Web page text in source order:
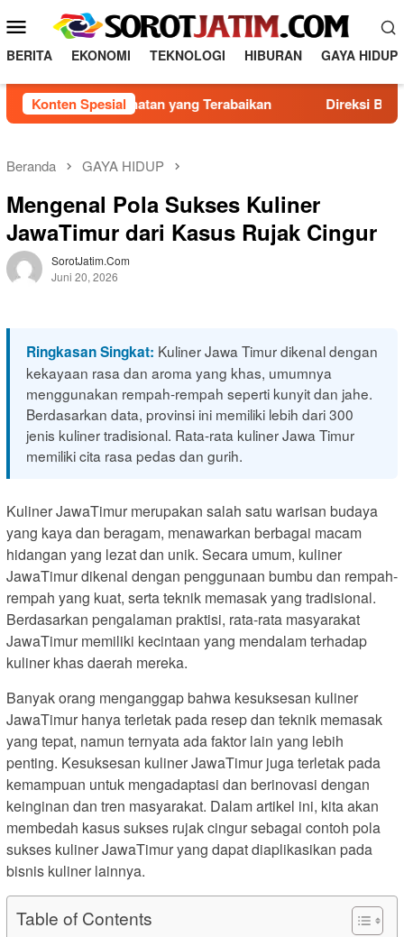
ke
konten
Menu
Mobile
BERITA EKONOMI TEKNOLOGI HIBURAN GAYA HIDUP
Konten Spesial
Kesehatan yang Terabaikan Direksi Baru PDAM
Beranda GAYA HIDUP
Mengenal Pola Sukses Kuliner
JawaTimur dari Kasus Rujak Cingur
SorotJatim.com
Juni 20, 2026
Ringkasan Singkat: Kuliner Jawa Timur dikenal dengan
kekayaan rasa dan aroma yang khas, umumnya
menggunakan rempah-rempah seperti kunyit dan jahe.
Berdasarkan data, provinsi ini memiliki lebih dari 300
jenis kuliner tradisional. Rata-rata kuliner Jawa Timur
memiliki cita rasa pedas dan gurih.
Kuliner JawaTimur merupakan salah satu warisan budaya
yang kaya dan beragam, menawarkan berbagai macam
hidangan yang lezat dan unik. Secara umum, kuliner
JawaTimur dikenal dengan penggunaan bumbu dan rempah-
rempah yang kuat, serta teknik memasak yang tradisional.
Berdasarkan pengalaman praktisi, rata-rata masyarakat
JawaTimur memiliki kecintaan yang mendalam terhadap
kuliner khas daerah mereka.
Banyak orang menganggap bahwa kesuksesan kuliner
JawaTimur hanya terletak pada resep dan teknik memasak
yang tepat, namun ternyata ada faktor lain yang lebih
penting. Kesuksesan kuliner JawaTimur juga terletak pada
kemampuan untuk mengadaptasi dan berinovasi dengan
keinginan dan tren masyarakat. Dalam artikel ini, kita akan
membedah kasus sukses rujak cingur sebagai contoh pola
sukses kuliner JawaTimur yang dapat diaplikasikan pada
bisnis kuliner lainnya.
Table of Contents